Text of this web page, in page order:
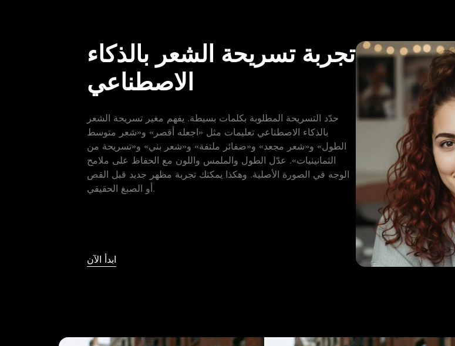
تجربة تسريحة الشعر بالذكاء
الاصطناعي
حدّد التسريحة المطلوبة بكلمات بسيطة. يفهم مغير تسريحة الشعر
بالذكاء الاصطناعي تعليمات مثل «اجعله أقصر» و«شعر متوسط
الطول» و«شعر مجعد» و«ضفائر ملتفة» و«شعر بني» و«تسريحة من
الثمانينيات». عدّل الطول والملمس واللون مع الحفاظ على ملامح
الوجه في الصورة الأصلية. وهكذا يمكنك تجربة مظهر جديد قبل القص
أو الصبغ الحقيقي.
ابدأ الآن